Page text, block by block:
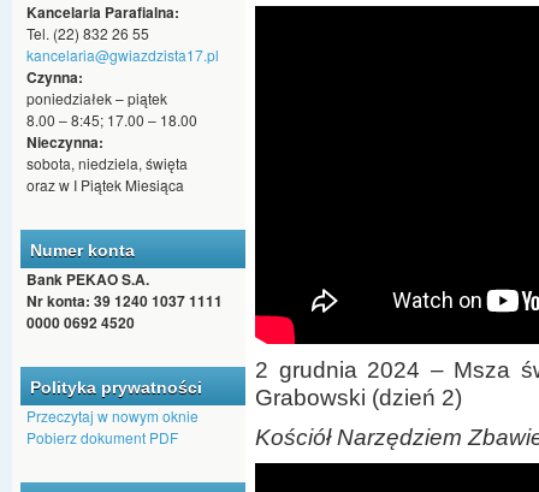
Kancelaria Parafialna:
Tel. (22) 832 26 55
kancelaria@gwiazdzista17.pl
Czynna:
poniedziałek – piątek
8.00 – 8:45; 17.00 – 18.00
Nieczynna:
sobota, niedziela, święta
oraz w I Piątek Miesiąca
Numer konta
Bank PEKAO S.A.
Nr konta: 39 1240 1037 1111
0000 0692 4520
Polityka prywatności
Przeczytaj w nowym oknie
Pobierz dokument PDF
2 grudnia 2024 – Msza
Grabowski (dzień 2)
Kościół Narzędziem